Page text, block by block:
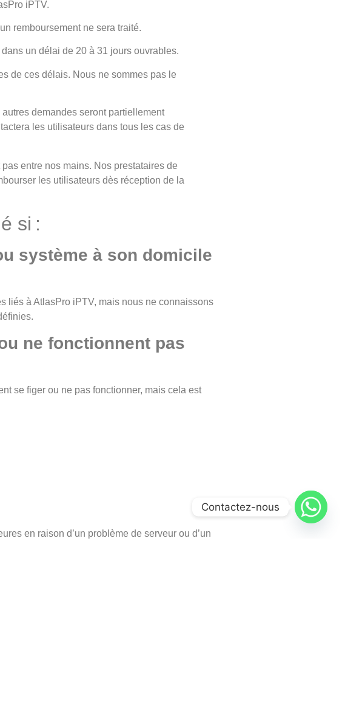
iPTV.
remboursement ne sera traité.
un délai de 20 à 31 jours ouvrables.
de ces délais. Nous ne sommes pas le
demandes seront partiellement
les utilisateurs dans tous les cas de
entre nos mains. Nos prestataires de
les utilisateurs dès réception de la
si :
système à son domicile
liés à AtlasPro iPTV, mais nous ne connaissons
ne fonctionnent pas
se figer ou ne pas fonctionner, mais cela est
en raison d’un problème de serveur ou d’un
Contactez-nous